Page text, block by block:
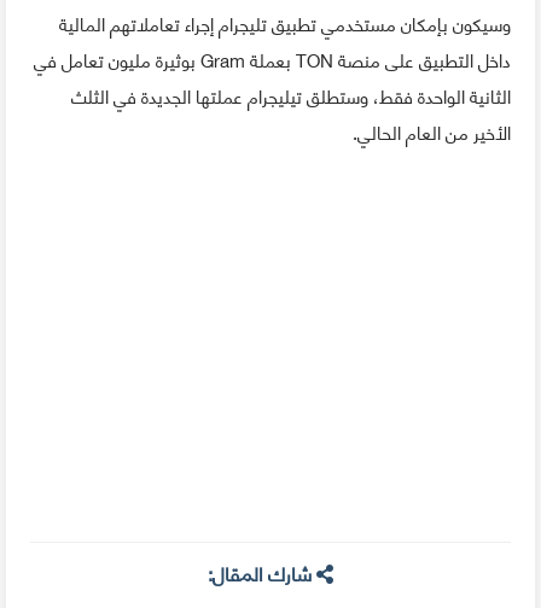
وسيكون بإمكان مستخدمي تطبيق تليجرام إجراء تعاملاتهم المالية
داخل التطبيق على منصة TON بعملة Gram بوثيرة مليون تعامل في
الثانية الواحدة فقط، وستطلق تيليجرام عملتها الجديدة في الثلث
الأخير من العام الحالي.
شارك المقال: